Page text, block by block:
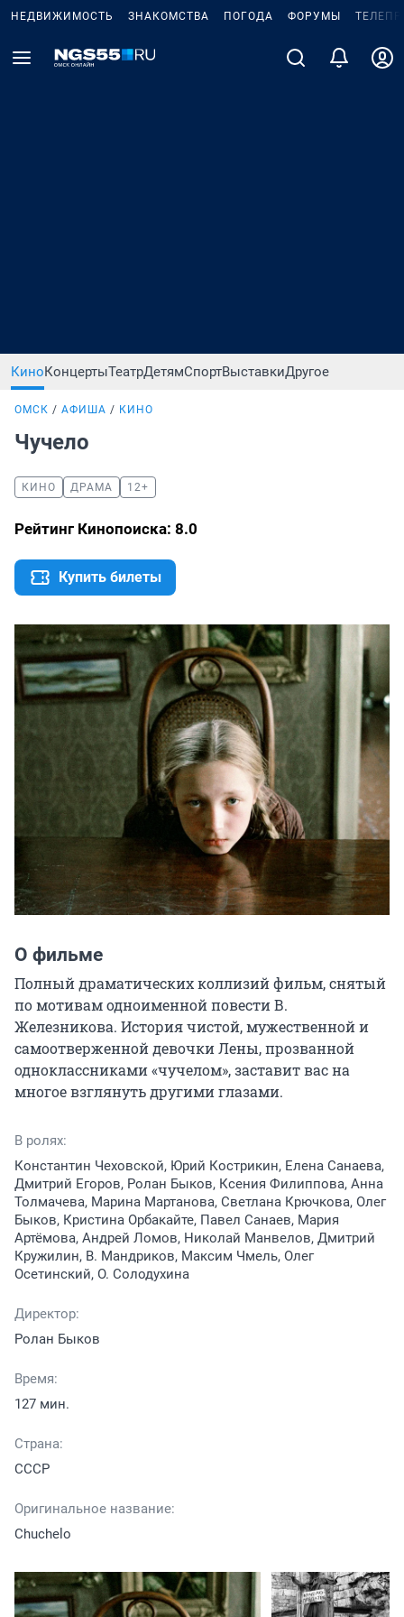
НЕДВИЖИМОСТЬ ЗНАКОМСТВА ПОГОДА ФОРУМЫ
КиноКонцертыТеатрДетямСпортВыставкиДругое
ОМСК АФИША КИНО
Чучело
КИНО ДРАМА 12+
Рейтинг Кинопоиска: 8.0
Купить билеты
О фильме
Полный драматических коллизий фильм, снятый
по мотивам одноименной повести В.
Железникова. История чистой, мужественной и
самоотверженной девочки Лены, прозванной
одноклассниками «чучелом», заставит вас на
многое взглянуть другими глазами.
В ролях:
Константин Чеховской, Юрий Кострикин, Елена Санаева,
Дмитрий Егоров, Ролан Быков, Ксения Филиппова, Анна
Толмачева, Марина Мартанова, Светлана Крючкова, Олег
Быков, Кристина Орбакайте, Павел Санаев, Мария
Артёмова, Андрей Ломов, Николай Манвелов, Дмитрий
Кружилин, В. Мандриков, Максим Чмель, Олег
Осетинский, О. Солодухина
Директор:
Ролан Быков
Время:
127 мин.
Страна:
СССР
Оригинальное название:
Chuchelo